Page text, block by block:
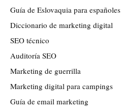
Guía de Eslovaquia para españoles
Diccionario de marketing digital
SEO técnico
Auditoría SEO
Marketing de guerrilla
Marketing digital para campings
Guía de email marketing